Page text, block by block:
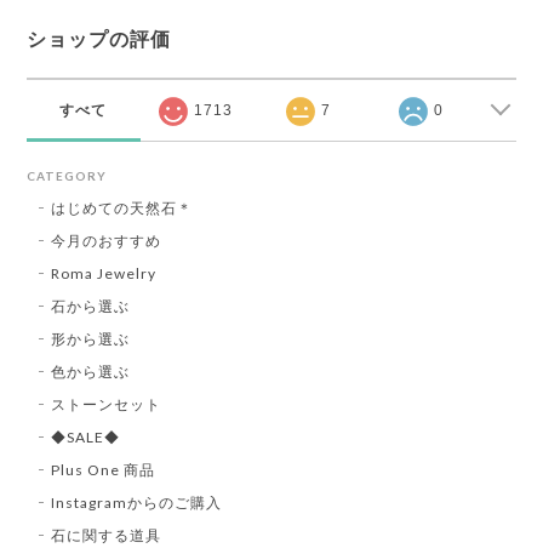
ショップの評価
すべて 1713 7 0
CATEGORY
はじめての天然石＊
今月のおすすめ
Roma Jewelry
石から選ぶ
形から選ぶ
色から選ぶ
ストーンセット
◆SALE◆
Plus One 商品
Instagramからのご購入
石に関する道具